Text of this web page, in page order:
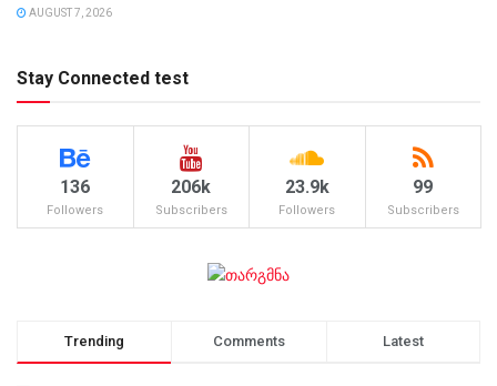
AUGUST 7, 2026
Stay Connected test
136
Followers
206k
Subscribers
23.9k
Followers
99
Subscribers
Trending Comments Latest